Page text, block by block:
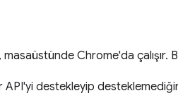
, masaüstünde Chrome'da çalışır.
API'yi destekleyip